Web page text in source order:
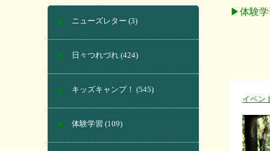
▶︎体験学
イベン
ニューズレター (3)
日々つれづれ (424)
キッズキャンプ！ (545)
体験学習 (109)